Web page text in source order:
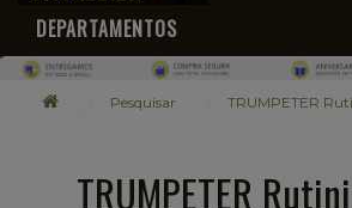
DEPARTAMENTOS
Pesquisar TRUMPETER
TRUMPETER